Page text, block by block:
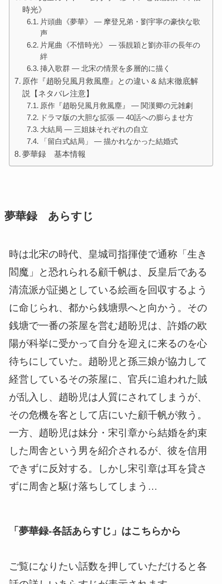
時光》
片頭曲《夢華》 ― 摩登兄弟・劉宇寧の豪快な歌
声
片尾曲《不惜時光》 ― 張靚穎と劉亦菲の長年の
絆
挿入歌群 ― 北宋の情景を多層的に描く
原作『趙盼兒風月救風塵』との違い & 結末徹底解
説【ネタバレ注意】
原作『趙盼兒風月救風塵』 ― 関漢卿の元雑劇
ドラマ版の大胆な拡張 ― 40話への膨らませ方
大結局 ― 三姐妹それぞれの自立
「留白式結局」 ― 描かれなかった結婚式
夢華録 基本情報
夢華録 あらすじ
時は北宋の時代、皇城司指揮使で通称「生き
閻魔」と恐れられる顧千帆は、反皇后である
清流派が証拠としている絵画を回収するよう
に命じられ、都から銭塘県へと向かう。その
銭塘で一番の茶屋を営む趙盼児は、許婚の欧
陽が科挙に受かって自分を迎えに来るのを心
待ちにしていた。趙盼児と孫三娘が協力して
経営しているその茶屋に、官兵に追われた賊
が乱入し、趙盼児は人質にされてしまうが、
その危機を客として店にいた顧千帆が救う。
一方、趙盼児は妹分・宋引章から結婚を約束
した周舎という男を紹介されるが、彼を信用
できずに反対する。しかし宋引章は耳を貸さ
ずに周舎と駆け落ちしてしまう…
「 夢華録-各話あらすじ 」はこちらから
ご覧になりたい話数を押していただけると各